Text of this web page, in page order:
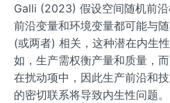
Y
_
{j
t}
Galli (2023) 假设空间随机前沿
前沿变量和环境变量都可能与
(或两者) 相关，这种潜在内生
如，生产需权衡产量和质量，
在扰动项中，因此生产前沿和
的密切联系将导致内生性问题。